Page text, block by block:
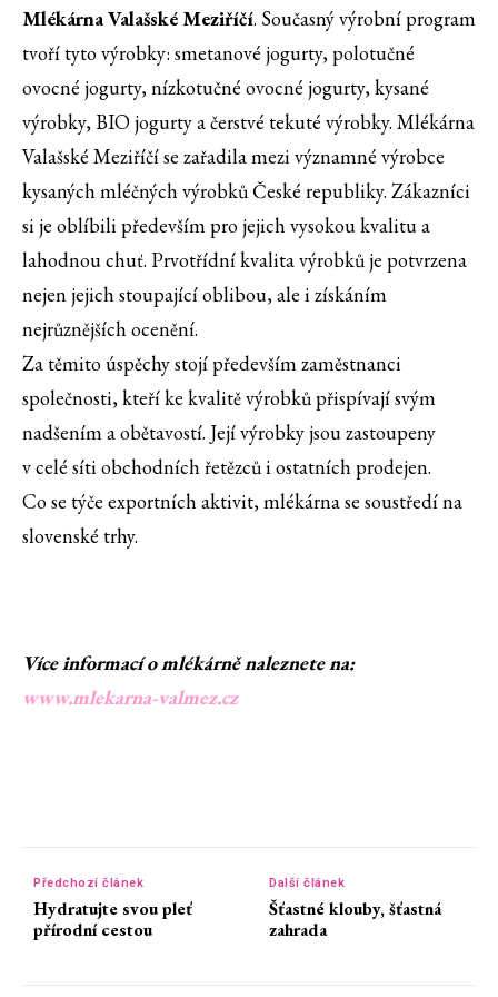
Mlékárna Valašské Meziříčí. Současný výrobní program
tvoří tyto výrobky: smetanové jogurty, polotučné
ovocné jogurty, nízkotučné ovocné jogurty, kysané
výrobky, BIO jogurty a čerstvé tekuté výrobky. Mlékárna
Valašské Meziříčí se zařadila mezi významné výrobce
kysaných mléčných výrobků České republiky. Zákazníci
si je oblíbili především pro jejich vysokou kvalitu a
lahodnou chuť. Prvotřídní kvalita výrobků je potvrzena
nejen jejich stoupající oblibou, ale i získáním
nejrůznějších ocenění.
Za těmito úspěchy stojí především zaměstnanci
společnosti, kteří ke kvalitě výrobků přispívají svým
nadšením a obětavostí. Její výrobky jsou zastoupeny
v celé síti obchodních řetězců i ostatních prodejen.
Co se týče exportních aktivit, mlékárna se soustředí na
slovenské trhy.
Více informací o mlékárně naleznete na:
www.mlekarna-valmez.cz
Předchozí článek
Hydratujte svou pleť
přírodní cestou
Další článek
Šťastné klouby, šťastná
zahrada